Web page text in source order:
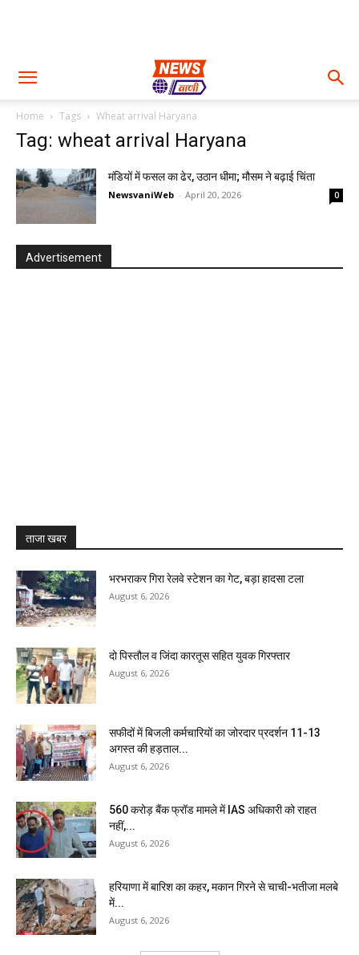
Home Tags Wheat arrival Haryana
Tag: wheat arrival Haryana
मंडियों में फसल का ढेर, उठान धीमा; मौसम ने बढ़ाई चिंता
NewsvaniWeb - April 20, 2026 0
Advertisement
ताजा खबर
भरभराकर गिरा रेलवे स्टेशन का गेट, बड़ा हादसा टला
August 6, 2026
दो पिस्तौल व जिंदा कारतूस सहित युवक गिरफ्तार
August 6, 2026
सफीदों में बिजली कर्मचारियों का जोरदार प्रदर्शन 11-13
अगस्त की हड़ताल...
August 6, 2026
₹560 करोड़ बैंक फ्रॉड मामले में IAS अधिकारी को राहत
नहीं,...
August 6, 2026
हरियाणा में बारिश का कहर, मकान गिरने से चाची-भतीजा मलबे
में...
August 6, 2026